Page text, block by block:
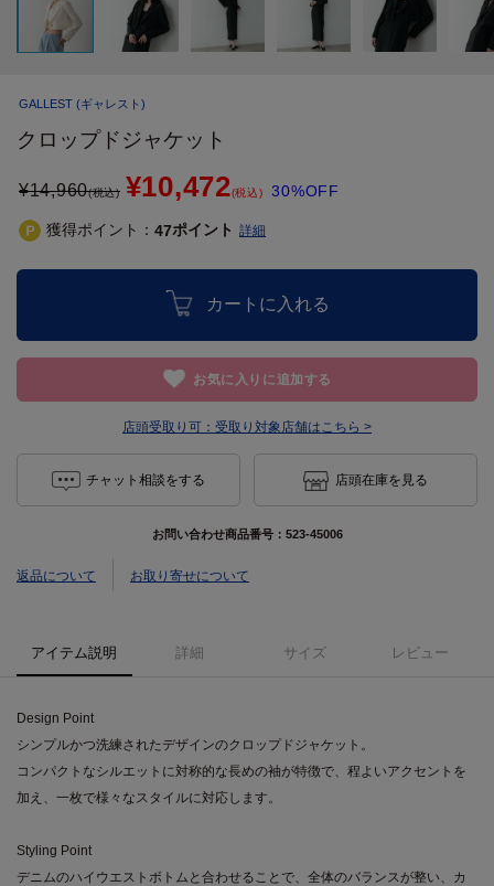
GALLEST (ギャレスト)
クロップドジャケット
¥14,960(税込) ¥10,472(税込) 30%OFF
獲得ポイント： 47ポイント 詳細
カートに入れる
お気に入りに追加する
店頭受取り可： 受取り対象店舗はこちら >
チャット相談をする 店頭在庫を見る
お問い合わせ商品番号： 523-45006
返品について お取り寄せについて
アイテム説明 詳細 サイズ レビュー
Design Point
シンプルかつ洗練されたデザインのクロップドジャケット。
コンパクトなシルエットに対称的な長めの袖が特徴で、程よいアクセントを
加え、一枚で様々なスタイルに対応します。
Styling Point
デニムのハイウエストボトムと合わせることで、全体のバランスが整い、カ